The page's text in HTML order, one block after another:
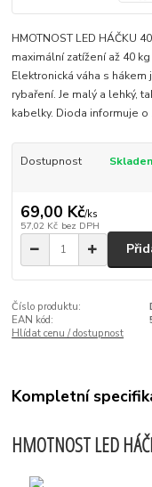
HMOTNOST LED HÁČKU
maximální zatížení až 40
Elektronická váha s
rybaření. Je malý a lehký,
kabelky. Dioda informuje o
Dostupnost
69,00 Kč/ks
57,02 Kč bez DPH
Číslo produktu:
EAN kód:
Hlídat cenu / dostupnost
Kompletní
HMOTNOST LED